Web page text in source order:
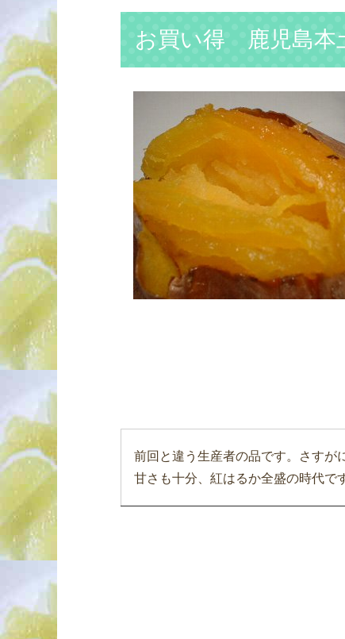
お買い得 鹿児島本
前回と違う生産者の品です。さすが
甘さも十分、紅はるか全盛の時代で